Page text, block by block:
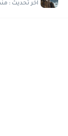
اخر تحديث :